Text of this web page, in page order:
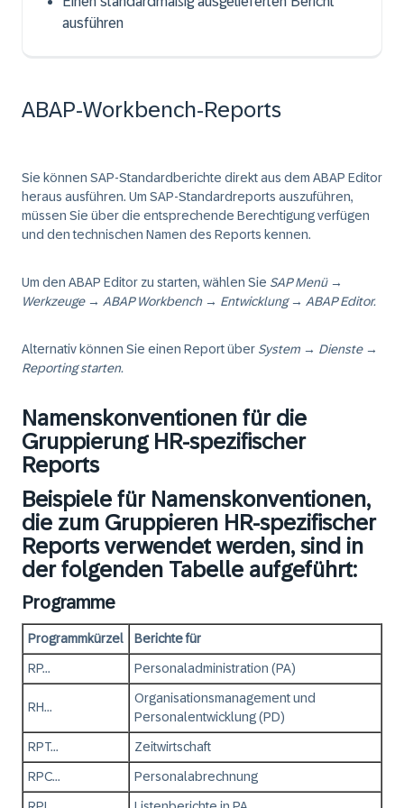
ausführen
ABAP-Workbench-Reports
Sie können SAP-Standardberichte direkt aus dem ABAP Editor
heraus ausführen. Um SAP-Standardreports auszuführen,
müssen Sie über die entsprechende Berechtigung verfügen
und den technischen Namen des Reports kennen.
Um den ABAP Editor zu starten, wählen Sie SAP Menü →
Werkzeuge → ABAP Workbench → Entwicklung → ABAP Editor.
Alternativ können Sie einen Report über System → Dienste →
Reporting starten.
Namenskonventionen für die
Gruppierung HR-spezifischer
Reports
Beispiele für Namenskonventionen,
die zum Gruppieren HR-spezifischer
Reports verwendet werden, sind in
der folgenden Tabelle aufgeführt:
Programme
Programmkürzel Berichte für
RP... Personaladministration (PA)
RH...
Organisationsmanagement und
Personalentwicklung (PD)
RPT... Zeitwirtschaft
RPC... Personalabrechnung